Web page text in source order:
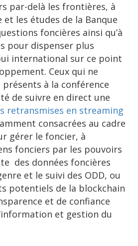
par-delà les frontières, à
et les études de la Banque
foncières ainsi qu’à
pour dispenser plus
international sur ce point
Ceux qui ne
à la conférence
de suivre en direct une
retransmises en streaming
consacrées au cadre
gérer le foncier, à
fonciers par les pouvoirs
des données foncières
et le suivi des ODD, ou
potentiels de la blockchain
et de confiance
et gestion du